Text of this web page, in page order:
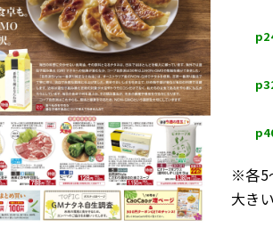
※各5
大き